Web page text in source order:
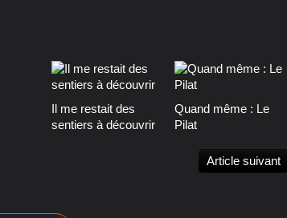
Il me restait des
sentiers à découvrir
Quand même : Le
Pilat
Article suivant